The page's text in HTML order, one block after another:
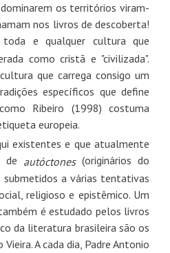
os territórios viram-
nos livros de descoberta!
e qualquer cultura que
como cristã e "civilizada".
que carrega consigo um
específicos que define
Ribeiro (1998)costuma
europeia.
existentes e que atualmente
de autóctones(originários do
a várias tentativas
religioso e epistêmico. Um
é estudado pelos livros
da literatura brasileira são os
A cada dia, Padre Antonio